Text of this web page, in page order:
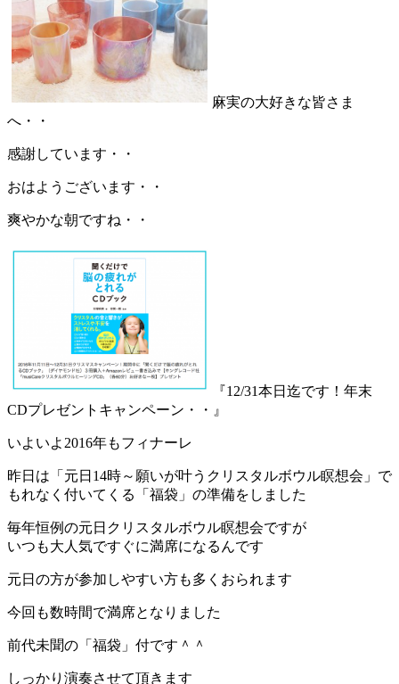
麻実の大好きな皆さま
へ・・
感謝しています・・
おはようございます・・
爽やかな朝ですね・・
『12/31本日迄です！年末
CDプレゼントキャンペーン・・』
いよいよ2016年もフィナーレ
昨日は「元日14時～願いが叶うクリスタルボウル瞑想会」で
もれなく付いてくる「福袋」の準備をしました
毎年恒例の元日クリスタルボウル瞑想会ですが
いつも大人気ですぐに満席になるんです
元日の方が参加しやすい方も多くおられます
今回も数時間で満席となりました
前代未聞の「福袋」付です＾＾
しっかり演奏させて頂きます